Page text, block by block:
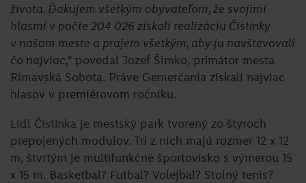
života. Ďakujem všetkým obyvateľom, že svojimi
hlasmi v počte 204 026 získali realizáciu Čistinky
v našom meste a prajem všetkým, aby ju navštevovali
čo najviac,“ povedal Jozef Šimko, primátor mesta
Rimavská Sobota. Práve Gemerčania získali najviac
hlasov v premiérovom ročníku.
Lidl Čistinka je mestský park tvorený zo štyroch
prepojených modulov. Tri z nich majú rozmer 12 x 12
m, štvrtým je multifunkčné športovisko s výmerou 15
x 15 m. Basketbal? Futbal? Volejbal? Stolný tenis?